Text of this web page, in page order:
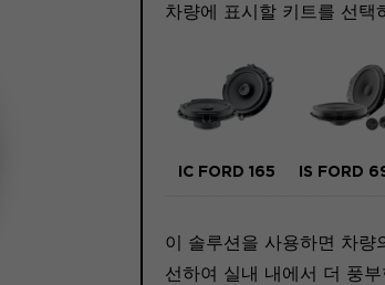
차량에 표시할 키트를 선택
IC FORD 165 IS FORD
이 솔루션을 사용하면 차량
선하여 실내 내에서 더 풍